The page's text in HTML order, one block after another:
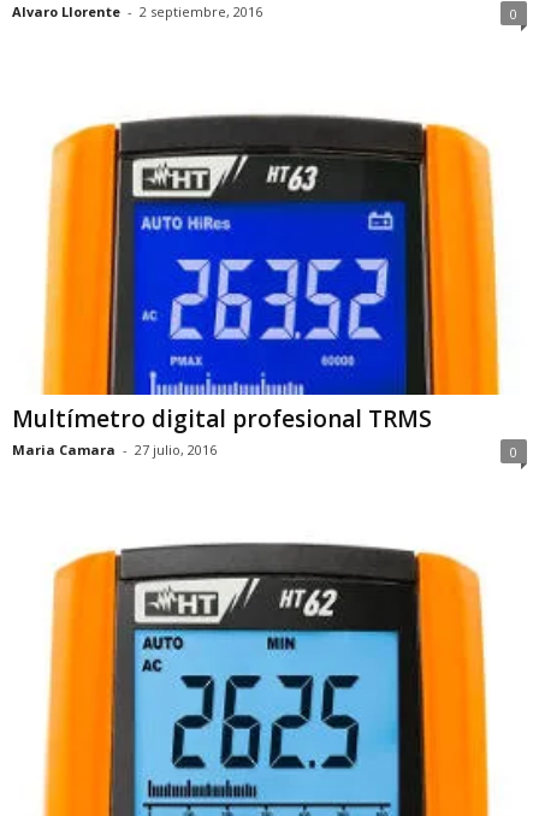
Alvaro Llorente - 2 septiembre, 2016 0
Multímetro digital profesional TRMS
Maria Camara - 27 julio, 2016 0